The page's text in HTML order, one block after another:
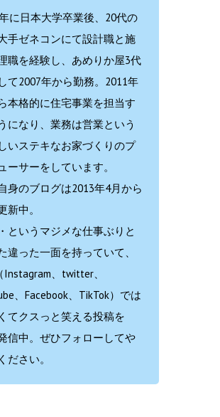
に日本大学卒業後、20代の
手ゼネコンにて設計職と施
職を経験し、あめりか屋3代
て2007年から勤務。2011年
本格的に住宅事業を担当す
になり、業務は営業という
いステキなお家づくりのプ
ーサーをしています。
身のブログは2013年4月から
新中。
というマジメな仕事ぶりと
違った一面を持っていて、
Instagram、twitter、
、Facebook、TikTok）では
てクスっと笑える投稿を
信中。ぜひフォローしてや
ださい。